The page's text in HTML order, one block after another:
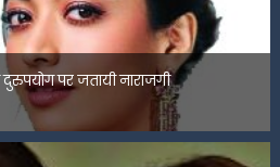
पर जतायी नाराजगी